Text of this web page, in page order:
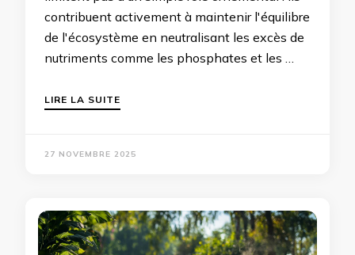
contribuent activement à maintenir l'équilibre
de l'écosystème en neutralisant les excès de
nutriments comme les phosphates et les …
LIRE LA SUITE
27 NOVEMBRE 2025